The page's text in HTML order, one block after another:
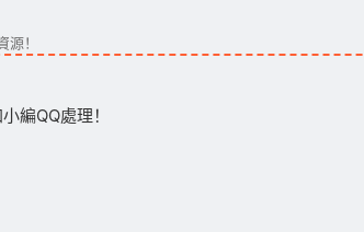
！
編QQ處理！